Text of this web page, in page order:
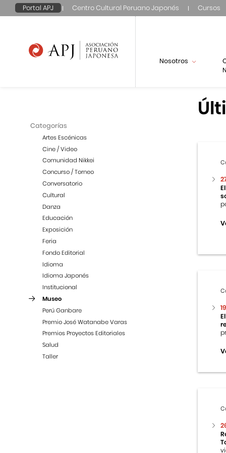
Portal APJ Centro Cultural Peruano Japonés Cursos
Nosotros
Categorías
Artes Escénicas
Cine / Video
Comunidad Nikkei
Concurso / Torneo
Conversatorio
Cultural
Danza
Educación
Exposición
Feria
Fondo Editorial
Idioma
Idioma Japonés
Institucional
Museo
Perú Ganbare
Premio José Watanabe Varas
Premios Proyectos Editoriales
Salud
Taller